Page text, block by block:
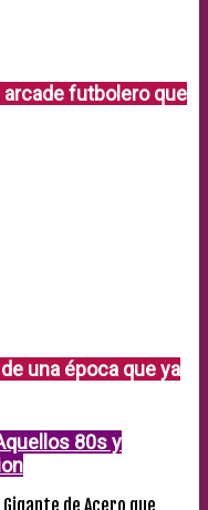
arcade futbolero que
una época que ya
80s y
de Acero que